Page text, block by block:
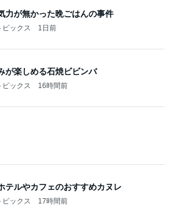
た理想の容器
ってる歩きやすいサンダル
ピックス 1日前